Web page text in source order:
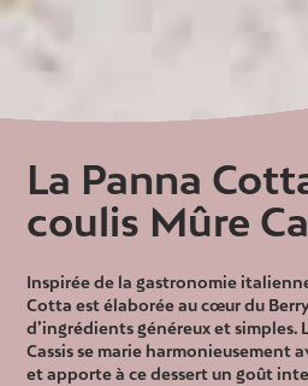
La Panna
coulis Mûre
Inspirée de la gastronomie
Cotta est élaborée au cœur du
d’ingrédients généreux et simples.
Cassis se marie harmonieusement
et apporte à ce dessert un goût